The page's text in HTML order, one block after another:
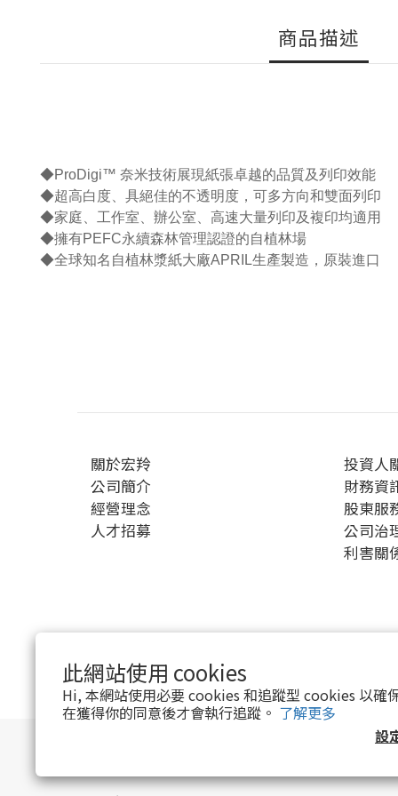
此網站使用 cookies
Hi, 本網站使用必要 cookies 和追蹤型 cookies 以確
在獲得你的同意後才會執行追蹤。 了解更多
設
商品描述
◆ProDigi™ 奈米技術展現紙張卓越的品質及列印效能
◆超高白度、具絕佳的不透明度，可多方向和雙面列印
◆家庭、工作室、辦公室、高速大量列印及複印均適用
◆擁有PEFC永續森林管理認證的自植林場
◆全球知名自植林漿紙大廠APRIL生產製造，原裝進口
關於宏羚
公司簡介
經營理念
人才招募
投資人
財務資
股東服
公司治
利害關
$TWD 繁體中文